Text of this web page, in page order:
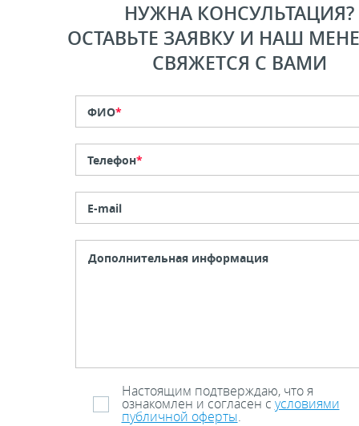
НУЖНА КОНСУЛЬТАЦИЯ?
ОСТАВЬТЕ ЗАЯВКУ И НАШ
СВЯЖЕТСЯ С ВАМИ
ФИО*
Телефон*
E-mail
Настоящим подтверждаю, что я
ознакомлен и согласен с условиями
публичной оферты.